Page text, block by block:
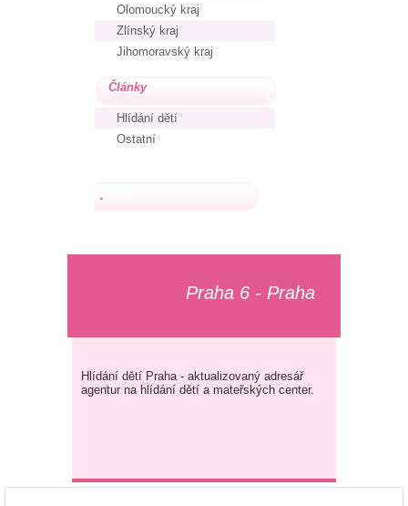
Olomoucký kraj
Zlínský kraj
Jihomoravský kraj
Články
Hlídání dětí
Ostatní
.
Praha 6 - Praha
Hlídání dětí Praha - aktualizovaný adresář
agentur na hlídání dětí a mateřských center.